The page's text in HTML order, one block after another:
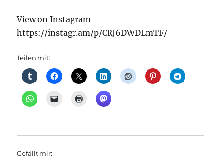
View on Instagram
https://instagr.am/p/CRJ6DWDLmTF/
Teilen mit:
Gefällt mir: